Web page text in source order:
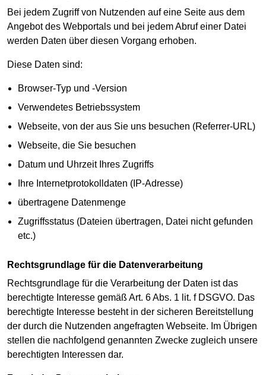
Bei jedem Zugriff von Nutzenden auf eine Seite aus dem
Angebot des Webportals und bei jedem Abruf einer Datei
werden Daten über diesen Vorgang erhoben.
Diese Daten sind:
Browser-Typ und -Version
Verwendetes Betriebssystem
Webseite, von der aus Sie uns besuchen (Referrer-URL)
Webseite, die Sie besuchen
Datum und Uhrzeit Ihres Zugriffs
Ihre Internetprotokolldaten (IP-Adresse)
übertragene Datenmenge
Zugriffsstatus (Dateien übertragen, Datei nicht gefunden
etc.)
Rechtsgrundlage für die Datenverarbeitung
Rechtsgrundlage für die Verarbeitung der Daten ist das
berechtigte Interesse gemäß Art. 6 Abs. 1 lit. f DSGVO. Das
berechtigte Interesse besteht in der sicheren Bereitstellung
der durch die Nutzenden angefragten Webseite. Im Übrigen
stellen die nachfolgend genannten Zwecke zugleich unsere
berechtigten Interessen dar.